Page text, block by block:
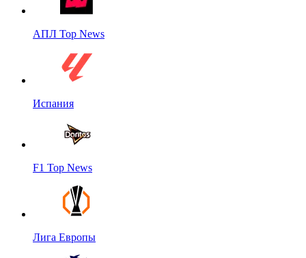
АПЛ Top News
Испания
F1 Top News
Лига Европы